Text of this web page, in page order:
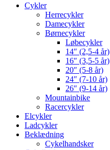
Cykler
Herrecykler
Damecykler
Børnecykler
Løbecykler
14″ (2,5-4 år)
16″ (3,5-5 år)
20″ (5-8 år)
24″ (7-10 år)
26″ (9-14 år)
Mountainbike
Racercykler
Elcykler
Ladcykler
Beklædning
Cykelhandsker